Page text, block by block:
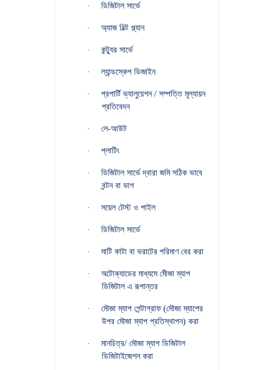
· ডিজিটাল সার্ভে
· অ্যাজ বিল্ট প্ল্যান
· কন্ট্যুর সার্ভে
· ল্যান্ডস্কেপ ডিজাইন
·
প্রপার্টি ভ্যালুয়েশন / সম্পত্তি মূল্যায়ন
প্রতিবেদন
· লে-আউট
· প্লাটিং
·
ডিজিটাল সার্ভে দ্বারা জমি সঠিক ভাবে
বন্টন বা ভাগ
· সয়েল টেস্ট ও পাইল
· ডিজিটাল সার্ভে
· মাটি কাটা বা ভরাটের পরিমাণ বের করা
·
অটোক্যাডের মাধ্যমে মেীজা ম্যাপ
ডিজিটাল এ রূপান্তর
·
মৌজা ম্যাপ পেন্টাগ্রাফ (মৌজা ম্যাপের
উপর মৌজা ম্যাপ প্রতিস্থাপন) করা
·
মানচিত্র/ মৌজা ম্যাপ ডিজিটাল
ডিজিটাইজেশন করা